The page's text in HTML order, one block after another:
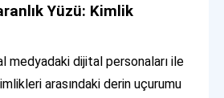
Yüzü: Kimlik
medyadaki dijital personaları ile
arasındaki derin uçurumu